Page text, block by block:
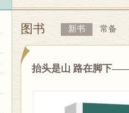
图书 新书 常备
抬头是山 路在脚下